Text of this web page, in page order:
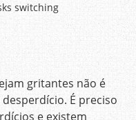
switching
gritantes não é
É preciso
e existem